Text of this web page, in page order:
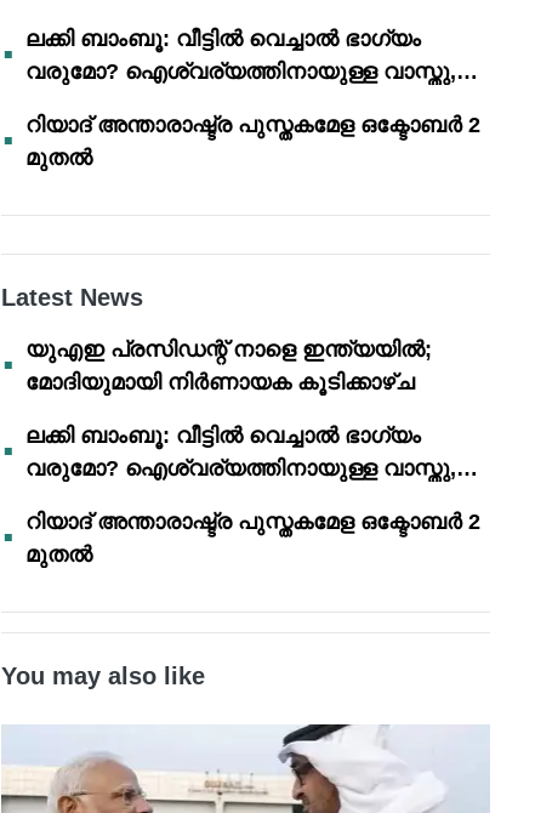
ലക്കി ബാംബൂ: വീട്ടിൽ വെച്ചാൽ ഭാഗ്യം
വരുമോ? ഐശ്വര്യത്തിനായുള്ള വാസ്തു,
റിയാദ് അന്താരാഷ്ട്ര പുസ്തകമേള ഒക്ടോബർ 2
മുതൽ
Latest News
യുഎഇ പ്രസിഡന്റ് നാളെ ഇന്ത്യയിൽ;
മോദിയുമായി നിർണായക കൂടിക്കാഴ്ച
ലക്കി ബാംബൂ: വീട്ടിൽ വെച്ചാൽ ഭാഗ്യം
വരുമോ? ഐശ്വര്യത്തിനായുള്ള വാസ്തു,
റിയാദ് അന്താരാഷ്ട്ര പുസ്തകമേള ഒക്ടോബർ 2
മുതൽ
You may also like